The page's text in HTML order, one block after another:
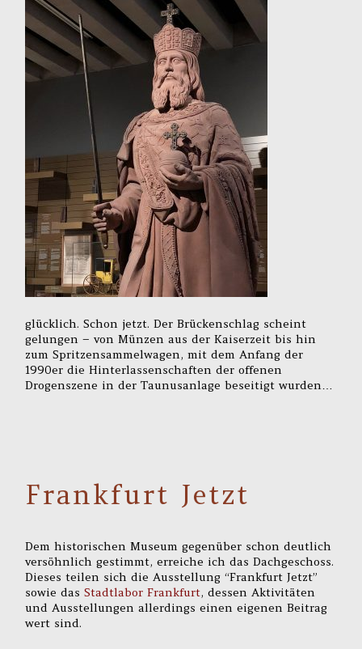
glücklich. Schon jetzt. Der Brückenschlag scheint
gelungen – von Münzen aus der Kaiserzeit bis hin
zum Spritzensammelwagen, mit dem Anfang der
1990er die Hinterlassenschaften der offenen
Drogenszene in der Taunusanlage beseitigt wurden…
Frankfurt Jetzt
Dem historischen Museum gegenüber schon deutlich
versöhnlich gestimmt, erreiche ich das Dachgeschoss.
Dieses teilen sich die Ausstellung “Frankfurt Jetzt”
sowie dasStadtlabor Frankfurt, dessen Aktivitäten
und Ausstellungen allerdings einen eigenen Beitrag
wert sind.